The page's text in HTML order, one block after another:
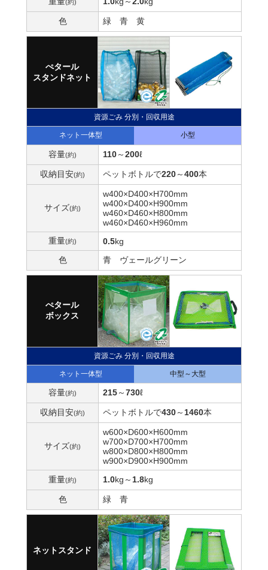
(約)
色 緑 青 黄
ぺタール
スタンドネット
資源ごみ 分別・回収用途
ネット一体型 小型
容量(約) 110～200ℓ
収納目安(約) ペットボトルで220～400本
サイズ(約)
w400×D400×H700mm
w400×D400×H900mm
w460×D460×H800mm
w460×D460×H960mm
重量(約) 0.5kg
色
青 ヴェールグリーン
ぺタール
ボックス
資源ごみ 分別・回収用途
ネット一体型 中型～大型
容量(約) 215～730ℓ
収納目安(約) ペットボトルで430～ 1460本
サイズ(約)
w600×D600×H600mm
w700×D700×H700mm
w800×D800×H800mm
w900×D900×H900mm
重量(約) 1.0kg ～ 1.8kg
色 緑 青
ネットスタンド